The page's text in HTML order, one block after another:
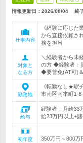
情報更新日：2026/08/04 終
仕事内容
《経験に応じ
から直接依頼さ
務を担当
対象と
なる方
＼経験者から未
の方 ◆経験者：
◆要普免(AT可)
勤務地
《転勤なし★駅
市南区南本町1-
給与
経験者：月給33
給23万円以上+
初年度
350万円～800万